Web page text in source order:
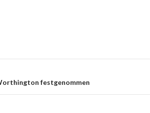
festgenommen